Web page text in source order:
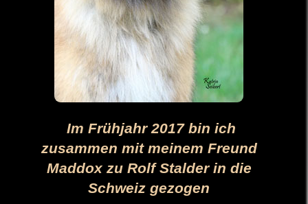
Im Frühjahr 2017 bin ich
zusammen mit meinem Freund
Maddox zu Rolf Stalder in die
Schweiz gezogen